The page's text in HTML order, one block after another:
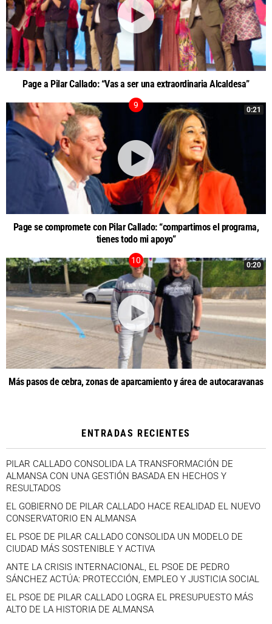
Page a Pilar Callado: “Vas a ser una extraordinaria Alcaldesa”
0:21
Page se compromete con Pilar Callado: “compartimos el programa,
tienes todo mi apoyo”
0:20
Más pasos de cebra, zonas de aparcamiento y área de autocaravanas
ENTRADAS RECIENTES
PILAR CALLADO CONSOLIDA LA TRANSFORMACIÓN DE
ALMANSA CON UNA GESTIÓN BASADA EN HECHOS Y
RESULTADOS
EL GOBIERNO DE PILAR CALLADO HACE REALIDAD EL NUEVO
CONSERVATORIO EN ALMANSA
EL PSOE DE PILAR CALLADO CONSOLIDA UN MODELO DE
CIUDAD MÁS SOSTENIBLE Y ACTIVA
ANTE LA CRISIS INTERNACIONAL, EL PSOE DE PEDRO
SÁNCHEZ ACTÚA: PROTECCIÓN, EMPLEO Y JUSTICIA SOCIAL
EL PSOE DE PILAR CALLADO LOGRA EL PRESUPUESTO MÁS
ALTO DE LA HISTORIA DE ALMANSA